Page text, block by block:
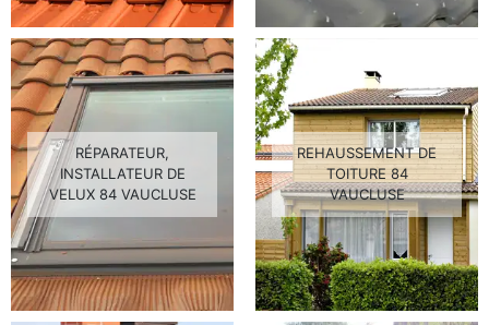
RÉPARATEUR,
INSTALLATEUR DE
VELUX 84 VAUCLUSE
REHAUSSEMENT DE
TOITURE 84
VAUCLUSE